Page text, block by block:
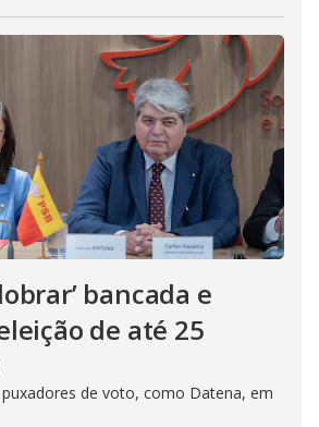
bancada e
de até 25
de voto, como Datena, em